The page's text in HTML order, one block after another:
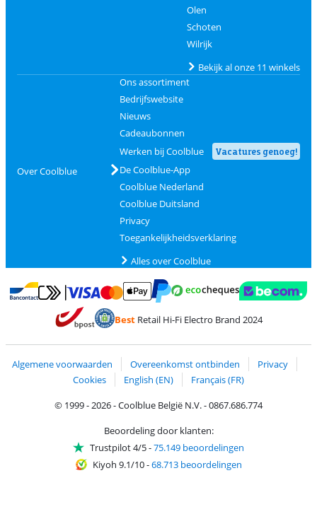
Olen
Schoten
Wilrijk
Bekijk al onze 11 winkels
Over Coolblue
Ons assortiment
Bedrijfswebsite
Nieuws
Cadeaubonnen
Werken bij Coolblue
Vacatures genoeg!
De Coolblue-App
Coolblue Nederland
Coolblue Duitsland
Privacy
Toegankelijkheidsverklaring
Alles over Coolblue
Betalen met Bancontact
Betalen met MasterCard en Visa via ClickToPay
BestRetail Hi-Fi Electro Brand 2024
Algemene voorwaarden Overeenkomst ontbinden
Privacy
Cookies
English (EN)
Français (FR)
© 1999 - 2026 - Coolblue België N.V. - 0867.686.774
Beoordeling door klanten:
Trustpilot 4/5-75.149 beoordelingen
Kiyoh 9.1/10-68.713 beoordelingen